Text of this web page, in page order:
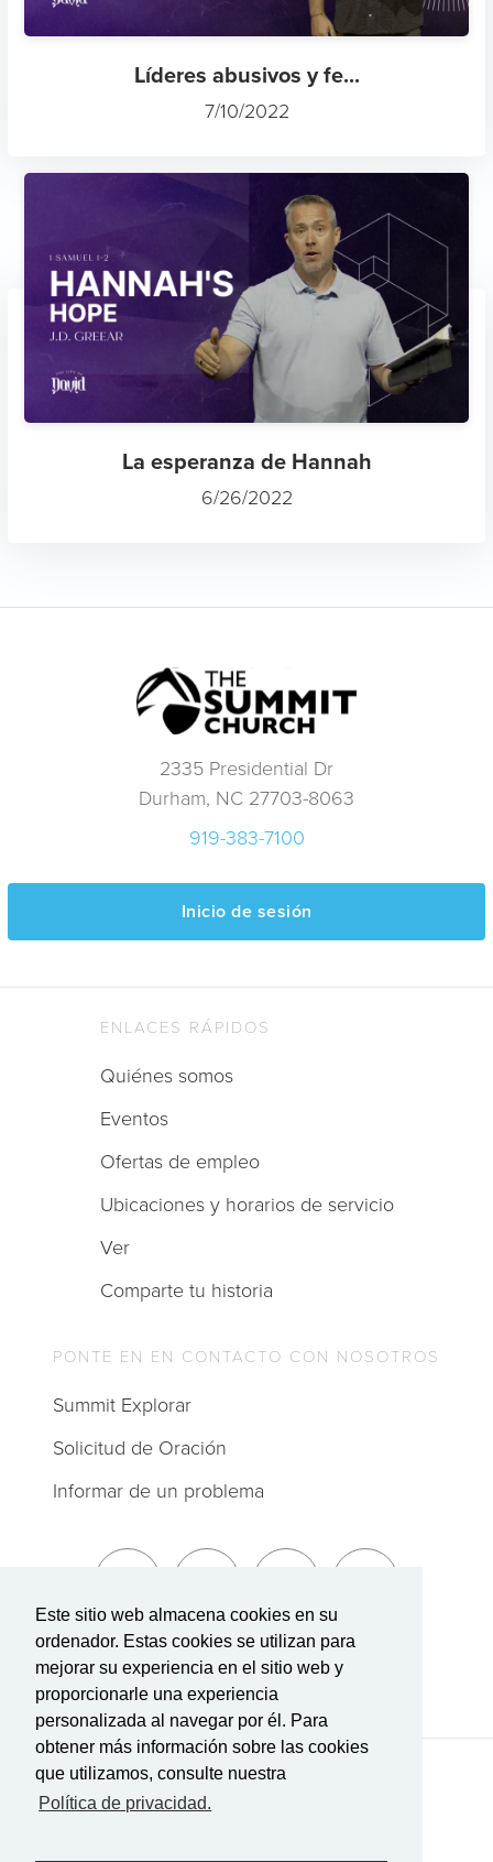
Este sitio web almacena cookies en su
ordenador. Estas cookies se utilizan para
mejorar su experiencia en el sitio web y
proporcionarle una experiencia
personalizada al navegar por él. Para
obtener más información sobre las cookies
que utilizamos, consulte nuestra
Política de privacidad.
Líderes abusivos y fe...
7/10/2022
La esperanza de Hannah
6/26/2022
2335 Presidential Dr
Durham, NC 27703-8063
919-383-7100
Inicio de sesión
Suscríbete a The Summit
ENLACES RÁPIDOS
Quiénes somos
Eventos
Ofertas de empleo
Ubicaciones y horarios de servicio
Ver
Comparte tu historia
PONTE EN EN CONTACTO CON NOSOTROS
Summit Explorar
Solicitud de Oración
Informar de un problema
Términos de Servicio|Política de privacidad
Transparencia en la cobertura
Con tecnología Rock.